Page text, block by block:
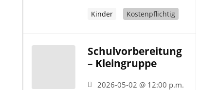
Kinder Kostenpflichtig
Schulvorbereitung
– Kleingruppe
2026-05-02 @ 12:00 p.m.